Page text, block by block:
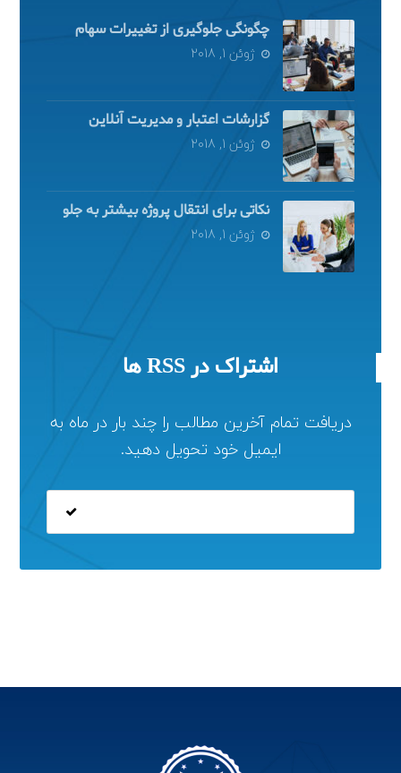
چگونگی جلوگیری از تغییرات سهام
ژوئن 1, 2018
گزارشات اعتبار و مدیریت آنلاین
ژوئن 1, 2018
نکاتی برای انتقال پروژه بیشتر به جلو
ژوئن 1, 2018
اشتراک در RSS ها
دریافت تمام آخرین مطالب را چند بار در ماه به
ایمیل خود تحویل دهید.